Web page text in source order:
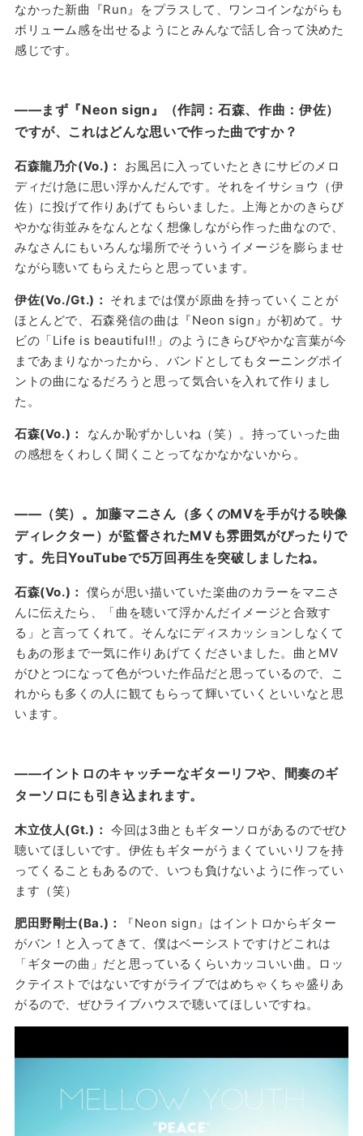
なかった新曲『Run』をプラスして、ワンコインながらも
ボリューム感を出せるようにとみんなで話し合って決めた
感じです。
——まず『Neon sign』（作詞：石森、作曲：伊佐）
ですが、これはどんな思いで作った曲ですか？
石森龍乃介(Vo.)： お風呂に入っていたときにサビのメロ
ディだけ急に思い浮かんだんです。それをイサショウ（伊
佐）に投げて作りあげてもらいました。上海とかのきらび
やかな街並みをなんとなく想像しながら作った曲なので、
みなさんにもいろんな場所でそういうイメージを膨らませ
ながら聴いてもらえたらと思っています。
伊佐(Vo./Gt.)： それまでは僕が原曲を持っていくことが
ほとんどで、石森発信の曲は『Neon sign』が初めて。サ
ビの「Life is beautiful!!」のようにきらびやかな言葉が今
まであまりなかったから、バンドとしてもターニングポイ
ントの曲になるだろうと思って気合いを入れて作りまし
た。
石森(Vo.)：
なんか恥ずかしいね（笑）。持っていった曲
の感想をくわしく聞くことってなかなかないから。
——（笑）。加藤マニさん（多くのMVを手がける映像
ディレクター）が監督されたMVも雰囲気がぴったりで
す。先日YouTubeで5万回再生を突破しましたね。
石森(Vo.)： 僕らが思い描いていた楽曲のカラーをマニさ
んに伝えたら、「曲を聴いて浮かんだイメージと合致す
る」と言ってくれて。そんなにディスカッションしなくて
もあの形まで一気に作りあげてくださいました。曲とMV
がひとつになって色がついた作品だと思っているので、こ
れからも多くの人に観てもらって輝いていくといいなと思
います。
——イントロのキャッチーなギターリフや、間奏のギ
ターソロにも引き込まれます。
木立伎人(Gt.)： 今回は3曲ともギターソロがあるのでぜひ
聴いてほしいです。伊佐もギターがうまくていいリフを持
ってくることもあるので、いつも負けないように作ってい
ます（笑）
肥田野剛士(Ba.)：
『Neon sign』はイントロからギター
がバン！と入ってきて、僕はベーシストですけどこれは
「ギターの曲」だと思っているくらいカッコいい曲。ロッ
クテイストではないですがライブではめちゃくちゃ盛りあ
がるので、ぜひライブハウスで聴いてほしいですね。